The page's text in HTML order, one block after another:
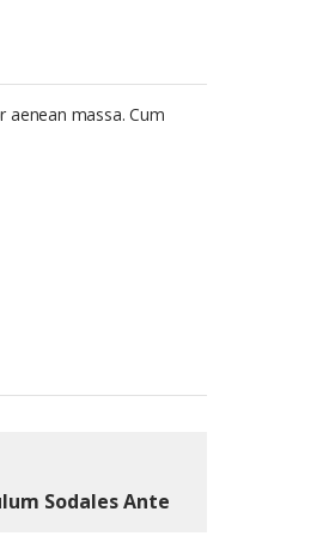
massa. Cum
Sodales Ante